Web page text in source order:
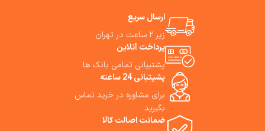
استور.
Ultra گزینهٔ قدرتمندی است این
دستگاه نه فقط گرد و غبار و زباله‌ها
را جارو می‌کند، بلکه تی می‌کشد،
پد تی را شست‌وشو و خشک می‌کند
از طریق اپ و دستیار صوتی تلاش
ارسال سریع
زیر ۲ ساعت در تهران
پرداخت آنلاین
پشتیبانی تمامی بانک ها
پشیتبانی 24 ساعته
برای مشاوره در خرید تماس
بگیرید
ضمانت اصالت کالا